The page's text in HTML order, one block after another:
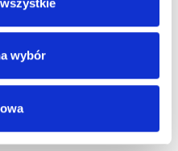
wybór
przeszkodę,
stan systemu z
bezpieczeństwa.